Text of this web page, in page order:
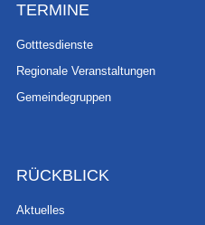
TERMINE
Gotttesdienste
Regionale Veranstaltungen
Gemeindegruppen
RÜCKBLICK
Aktuelles